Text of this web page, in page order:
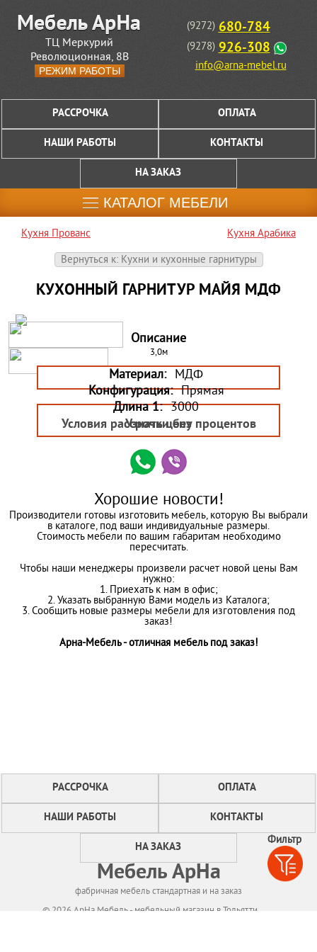
Фильтр
ТЦ Меркурий
Революционная, 8В
РЕЖИМ РАБОТЫ
(9272) 680-784
(9278) 926-308
info@arna-mebel.ru
РАССРОЧКА ОПЛАТА
НАШИ РАБОТЫ КОНТАКТЫ
НА ЗАКАЗ
КАТАЛОГ МЕБЕЛИ
Кухня Прованс
Кухня Арабика
Вернуться к: Кухни и кухонные гарнитуры
КУХОННЫЙ ГАРНИТУР МАЙЯ МДФ
Описание
3,0м
Материал: МДФ
Конфигурация: Прямая
Длина 1: 3000
Узнать цену
Условия рассрочки без процентов
Хорошие новости!
Производители готовы изготовить мебель, которую Вы выбрали
в каталоге, под ваши индивидуальные размеры.
Стоимость мебели по вашим габаритам необходимо
пересчитать.
Чтобы наши менеджеры произвели расчет новой цены Вам
нужно:
1. Приехать к нам в офис;
2. Указать выбранную Вами модель из Каталога;
3. Сообщить новые размеры мебели для изготовления под
заказ!
Арна-Мебель - отличная мебель под заказ!
РАССРОЧКА ОПЛАТА
НАШИ РАБОТЫ КОНТАКТЫ
НА ЗАКАЗ
Мебель АрНа
фабричная мебель стандартная и на заказ
© 2026 АрНа Мебель - мебельный магазин в Тольятти